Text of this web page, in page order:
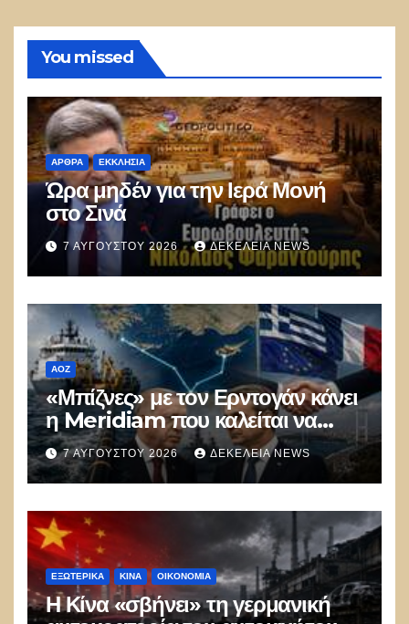
You missed
ΑΡΘΡΑ ΕΚΚΛΗΣΊΑ
Ώρα μηδέν για την Ιερά Μονή
στο Σινά
7 ΑΥΓΟΎΣΤΟΥ 2026 ΔΕΚΈΛΕΙΑ NEWS
ΑΟΖ
«Μπίζνες» με τον Ερντογάν κάνει
η Meridiam που καλείται να
ξεμπλοκάρει το καλώδιο
Ελλάδας–Κύπρου
7 ΑΥΓΟΎΣΤΟΥ 2026 ΔΕΚΈΛΕΙΑ NEWS
ΕΞΩΤΕΡΙΚΑ ΚΊΝΑ ΟΙΚΟΝΟΜΙΑ
Η Κίνα «σβήνει» τη γερμανική